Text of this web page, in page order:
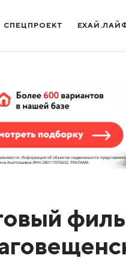
СПЕЦПРОЕКТ